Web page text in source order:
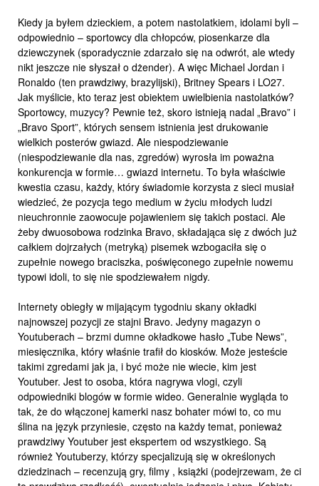
Kiedy ja byłem dzieckiem, a potem nastolatkiem, idolami byli –
odpowiednio – sportowcy dla chłopców, piosenkarze dla
dziewczynek (sporadycznie zdarzało się na odwrót, ale wtedy
nikt jeszcze nie słyszał o dżender). A więc Michael Jordan i
Ronaldo (ten prawdziwy, brazylijski), Britney Spears i LO27.
Jak myślicie, kto teraz jest obiektem uwielbienia nastolatków?
Sportowcy, muzycy? Pewnie też, skoro istnieją nadal „Bravo” i
„Bravo Sport”, których sensem istnienia jest drukowanie
wielkich posterów gwiazd. Ale niespodziewanie
(niespodziewanie dla nas, zgredów) wyrosła im poważna
konkurencja w formie… gwiazd internetu. To była właściwie
kwestia czasu, każdy, który świadomie korzysta z sieci musiał
wiedzieć, że pozycja tego medium w życiu młodych ludzi
nieuchronnie zaowocuje pojawieniem się takich postaci. Ale
żeby dwuosobowa rodzinka Bravo, składająca się z dwóch już
całkiem dojrzałych (metryką) pisemek wzbogaciła się o
zupełnie nowego braciszka, poświęconego zupełnie nowemu
typowi idoli, to się nie spodziewałem nigdy.
Internety obiegły w mijającym tygodniu skany okładki
najnowszej pozycji ze stajni Bravo. Jedyny magazyn o
Youtuberach – brzmi dumne okładkowe hasło „Tube News”,
miesięcznika, który właśnie trafił do kiosków. Może jesteście
takimi zgredami jak ja, i być może nie wiecie, kim jest
Youtuber. Jest to osoba, która nagrywa vlogi, czyli
odpowiedniki blogów w formie wideo. Generalnie wygląda to
tak, że do włączonej kamerki nasz bohater mówi to, co mu
ślina na język przyniesie, często na każdy temat, ponieważ
prawdziwy Youtuber jest ekspertem od wszystkiego. Są
również Youtuberzy, którzy specjalizują się w określonych
dziedzinach – recenzują gry, filmy , książki (podejrzewam, że ci